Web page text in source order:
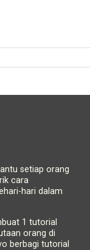
setiap orang
cara
hari dalam
1 tutorial
orang di
berbagi tutorial